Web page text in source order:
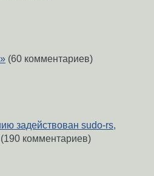
(60 комментариев)
задействован sudo-rs,
комментариев)